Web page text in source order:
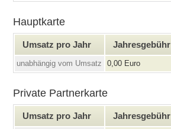
Hauptkarte
Umsatz pro Jahr Jahresgebühr
unabhängig vom Umsatz 0,00 Euro
Private Partnerkarte
Umsatz pro Jahr Jahresgebühr